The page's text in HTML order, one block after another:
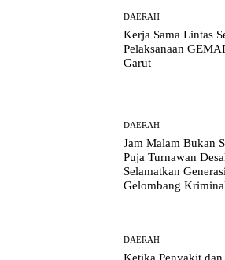
DAERAH
Kerja Sama Lintas
Pelaksanaan
Garut
DAERAH
Jam Malam Bukan
Puja Turnawan
Selamatkan
Gelombang
DAERAH